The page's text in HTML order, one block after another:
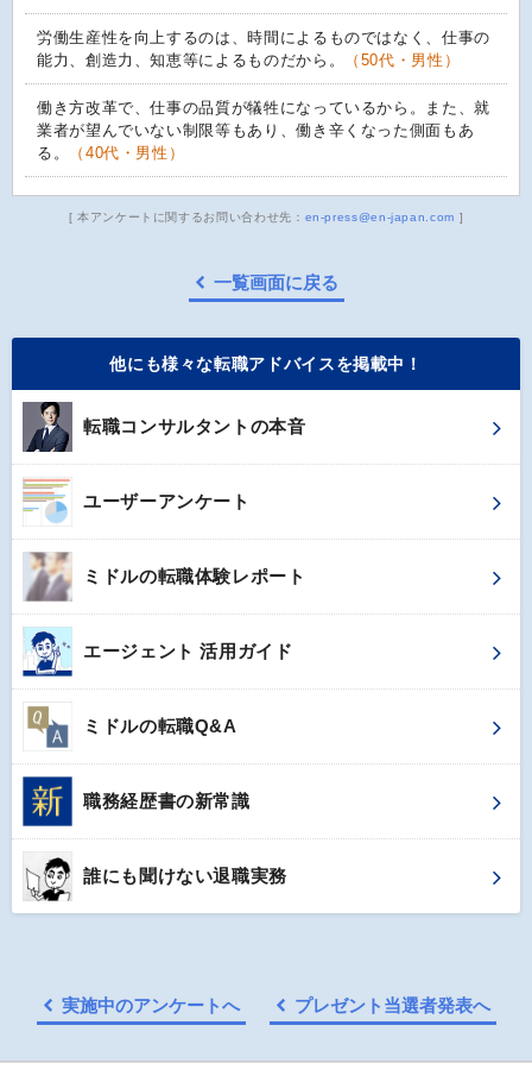
労働生産性を向上するのは、時間によるものではなく、仕事の
能力、創造力、知恵等によるものだから。
（50代・男性）
働き方改革で、仕事の品質が犠牲になっているから。また、就
業者が望んでいない制限等もあり、働き辛くなった側面もあ
る。
（40代・男性）
[ 本アンケートに関するお問い合わせ先： en-press@en-japan.com ]
一覧画面に戻る
他にも様々な転職アドバイスを掲載中！
転職コンサルタントの本音
ユーザーアンケート
ミドルの転職体験レポート
エージェント 活用ガイド
ミドルの転職Q&A
職務経歴書の新常識
誰にも聞けない退職実務
実施中のアンケートへ プレゼント当選者発表へ